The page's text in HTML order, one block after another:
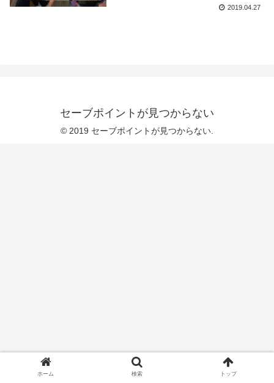
2019.04.27
セーブポイントが見つからない
© 2019 セーブポイントが見つからない.
ホーム 検索 トップ